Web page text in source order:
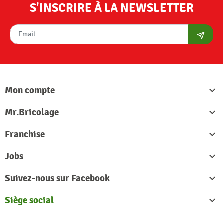
S'INSCRIRE À LA NEWSLETTER
Mon compte

Mr.Bricolage

Franchise

Jobs

Suivez-nous sur Facebook

Siège social
